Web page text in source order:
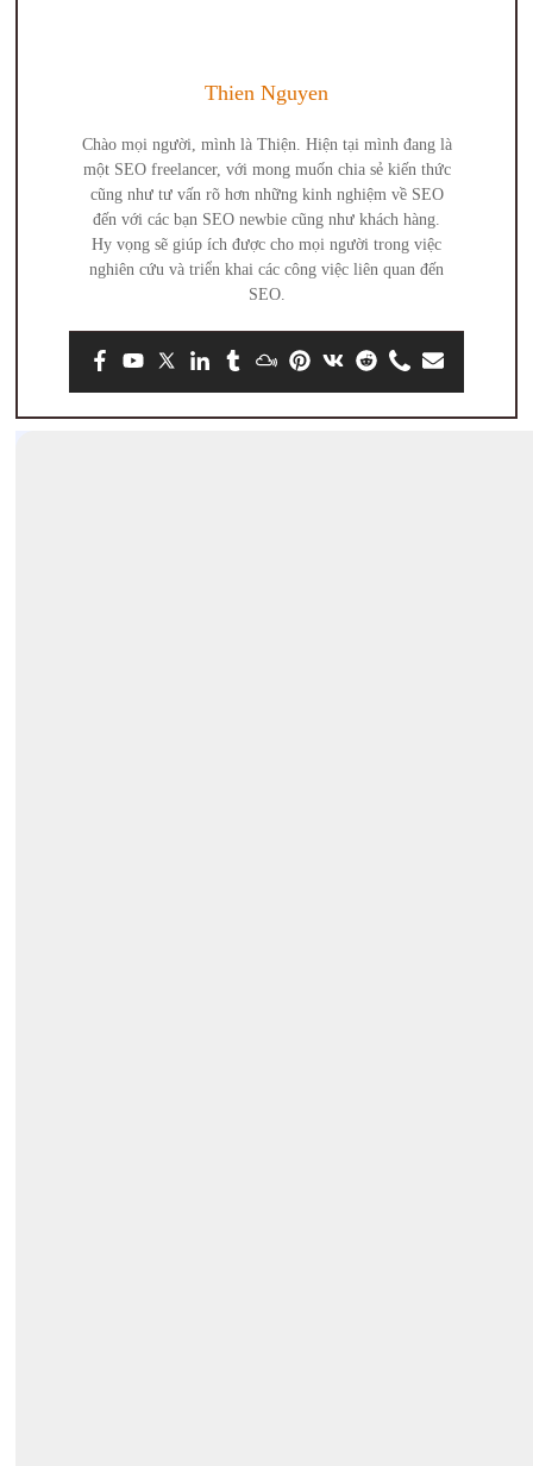
Thien Nguyen
Chào mọi người, mình là Thiện. Hiện tại mình đang là
một SEO freelancer, với mong muốn chia sẻ kiến thức
cũng như tư vấn rõ hơn những kinh nghiệm về SEO
đến với các bạn SEO newbie cũng như khách hàng.
Hy vọng sẽ giúp ích được cho mọi người trong việc
nghiên cứu và triển khai các công việc liên quan đến
SEO.